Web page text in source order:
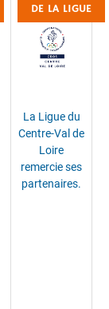
DE LA LIGUE
La Ligue du
Centre-Val de
Loire
remercie ses
partenaires.